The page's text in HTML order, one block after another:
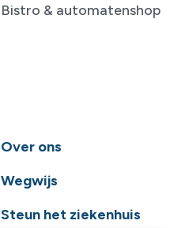
Bistro & automatenshop
Over ons
Wegwijs
Steun het ziekenhuis